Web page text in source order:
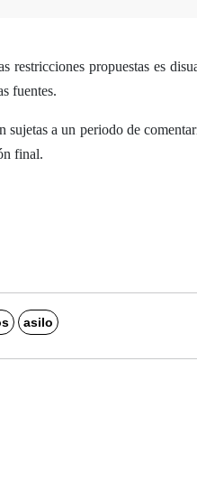
restricciones propuestas es
fuentes.
sujetas a un periodo de
final.
asilo